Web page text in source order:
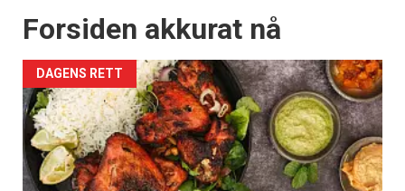
Forsiden akkurat nå
DAGENS RETT